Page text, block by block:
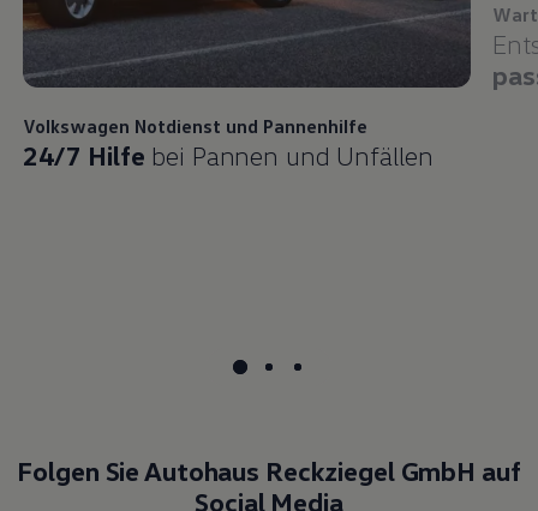
Volkswagen Notdienst und Pannenhilfe
24/7 Hilfe bei Pannen und Unfällen
Folgen Sie Autohaus Reckziegel GmbH auf
Social Media